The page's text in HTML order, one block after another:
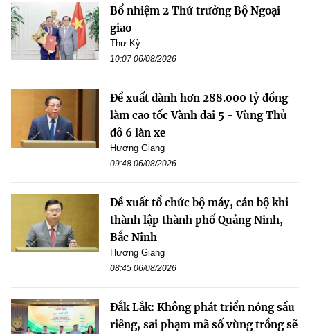
Bổ nhiệm 2 Thứ trưởng Bộ Ngoại
giao
Thư Kỳ
10:07 06/08/2026
Đề xuất dành hơn 288.000 tỷ đồng
làm cao tốc Vành đai 5 - Vùng Thủ
đô 6 làn xe
Hương Giang
09:48 06/08/2026
Đề xuất tổ chức bộ máy, cán bộ khi
thành lập thành phố Quảng Ninh,
Bắc Ninh
Hương Giang
08:45 06/08/2026
Đắk Lắk: Không phát triển nóng sầu
riêng, sai phạm mã số vùng trồng sẽ